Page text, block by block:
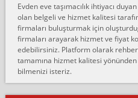
çalıştıklarını, müş...
Ahmet:
Lüleburgaz güngünes evden eve naklyat
anlaştık sabah eve geldiklerinde de
sarcaz demelerine r...
mehmet güldü:
Ankara ALİCANLAR NAKLİYAT Tutarsız
Evden eve taşımacılık ihtiyacı
olan belgeli ve hizmet kalitesi
firmaları buluşturmak için
firmaları arayarak hizmet ve fiyat
edebilirsiniz. Platform olarak
tamamına hizmet kalitesi yönünden
bilmenizi isteriz.